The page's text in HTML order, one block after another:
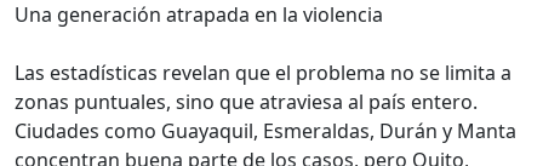
Una generación atrapada en la violencia
Las estadísticas revelan que el problema no se limita a
zonas puntuales, sino que atraviesa al país entero.
Ciudades como Guayaquil, Esmeraldas, Durán y Manta
concentran buena parte de los casos, pero Quito,